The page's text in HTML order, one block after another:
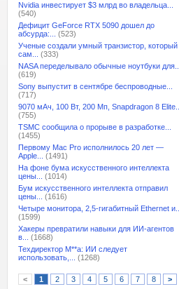
Nvidia инвестирует $3 млрд во владельца...
(540)
Дефицит GeForce RTX 5090 дошел до
абсурда:...
(523)
Ученые создали умный транзистор, который
сам...
(333)
NASA переделывало обычные ноутбуки для...
(619)
Sony выпустит в сентябре беспроводные...
(717)
9070 мАч, 100 Вт, 200 Мп, Snapdragon 8 Elite...
(755)
TSMC сообщила о прорыве в разработке...
(1455)
Первому Mac Pro исполнилось 20 лет —
Apple...
(1491)
На фоне бума искусственного интеллекта
цены...
(1014)
Бум искусственного интеллекта отправил
цены...
(1616)
Четыре монитора, 2,5-гигабитный Ethernet и...
(1599)
Хакеры превратили навыки для ИИ-агентов
в...
(1668)
Техдиректор M**a: ИИ следует
использовать,...
(1268)
< 1 2 3 4 5 6 7 8 >